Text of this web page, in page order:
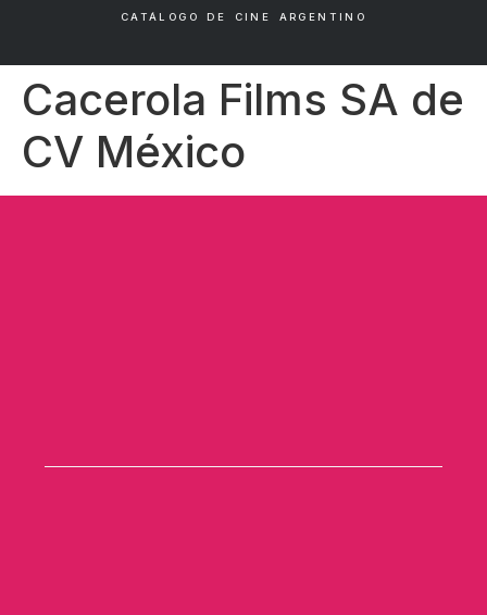
CATÁLOGO DE CINE ARGENTINO
Cacerola Films SA de
CV México